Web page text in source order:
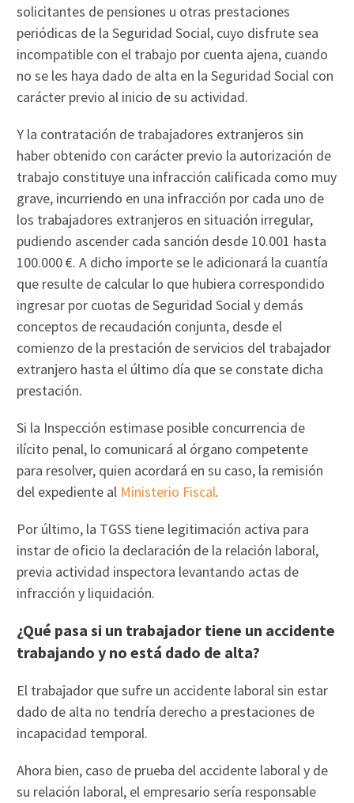
solicitantes de pensiones u otras prestaciones
periódicas de la Seguridad Social, cuyo disfrute sea
incompatible con el trabajo por cuenta ajena, cuando
no se les haya dado de alta en la Seguridad Social con
carácter previo al inicio de su actividad.
Y la contratación de trabajadores extranjeros sin
haber obtenido con carácter previo la autorización de
trabajo constituye una infracción calificada como muy
grave, incurriendo en una infracción por cada uno de
los trabajadores extranjeros en situación irregular,
pudiendo ascender cada sanción desde 10.001 hasta
100.000 €. A dicho importe se le adicionará la cuantía
que resulte de calcular lo que hubiera correspondido
ingresar por cuotas de Seguridad Social y demás
conceptos de recaudación conjunta, desde el
comienzo de la prestación de servicios del trabajador
extranjero hasta el último día que se constate dicha
prestación.
Si la Inspección estimase posible concurrencia de
ilícito penal, lo comunicará al órgano competente
para resolver, quien acordará en su caso, la remisión
del expediente al Ministerio Fiscal.
Por último, la TGSS tiene legitimación activa para
instar de oficio la declaración de la relación laboral,
previa actividad inspectora levantando actas de
infracción y liquidación.
¿Qué pasa si un trabajador tiene un accidente
trabajando y no está dado de alta?
El trabajador que sufre un accidente laboral sin estar
dado de alta no tendría derecho a prestaciones de
incapacidad temporal.
Ahora bien, caso de prueba del accidente laboral y de
su relación laboral, el empresario sería responsable